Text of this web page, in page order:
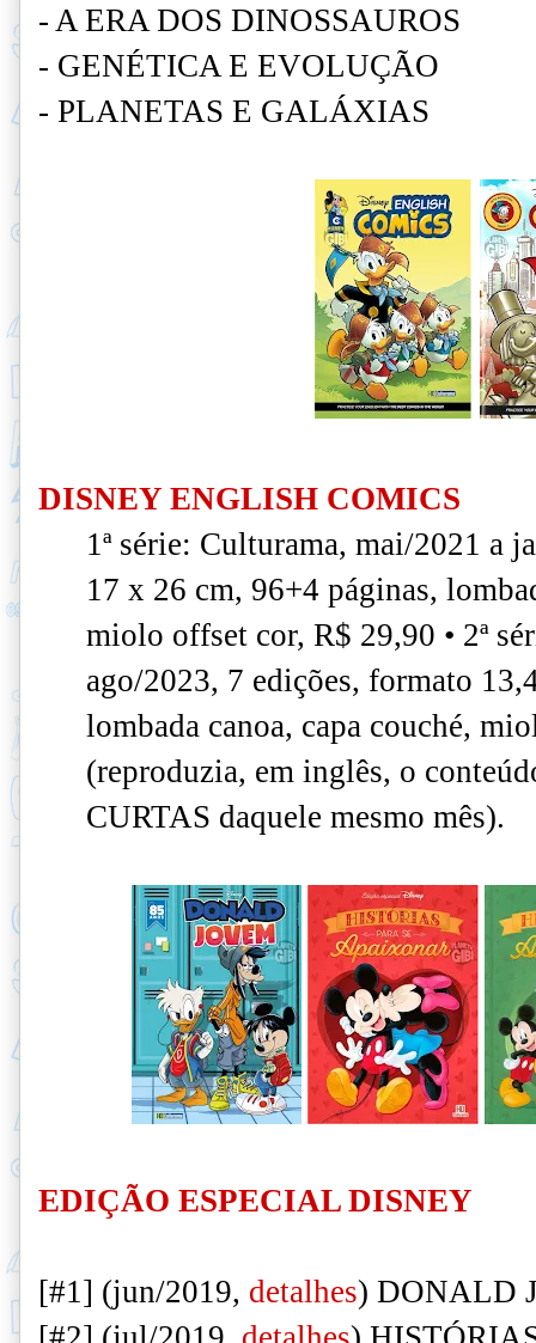
- A ERA DOS DINOSSAUROS
- GENÉTICA E EVOLUÇÃO
- PLANETAS E GALÁXIAS
DISNEY ENGLISH COMICS
1ª série: Culturama, mai/2021 a
17 x 26 cm, 96+4 páginas,
miolo offset cor, R$ 29,90 • 2ª
ago/2023, 7 edições, formato
lombada canoa, capa couché,
(reproduzia, em inglês, o
CURTAS daquele mesmo mês).
EDIÇÃO ESPECIAL DISNEY
[#1] (jun/2019, detalhes) DONALD